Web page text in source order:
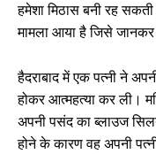
हमेशा मिठास बनी रह
मामला आया है जिसे
हैदराबाद में एक पत्नी ने
होकर आत्महत्या कर ली।
अपनी पसंद का ब्लाउज
होने के कारण वह अपनी